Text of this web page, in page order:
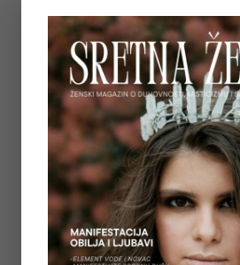
ODGOJ DJECE SAVJETI
MODERNI STIL
RODITELJSTVA –
SVJESNO
U MODERNOM
Prije 10 godina postala sam